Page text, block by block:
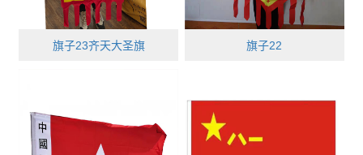
旗子23齐天大圣旗 旗子22